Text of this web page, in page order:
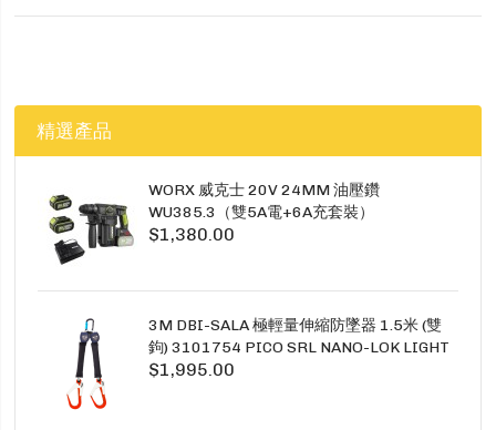
精選產品
WORX 威克士 20V 24MM 油壓鑽
WU385.3（雙5A電+6A充套裝）
$1,380.00
3M DBI-SALA 極輕量伸縮防墜器 1.5米 (雙
鉤) 3101754 PICO SRL NANO-LOK LIGHT
1.5M TWINS
$1,995.00